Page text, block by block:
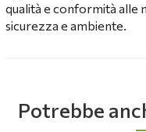
Potrebbe
qualità e conformità alle
sicurezza e ambiente.